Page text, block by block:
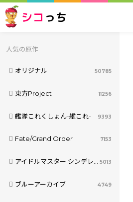
シコ っち
人気の原作
オリジナル 50785
東方Project 11256
艦隊これくしょん-艦これ- 9393
Fate/Grand Order 7153
アイドルマスター シンデレラガールズ 5013
ブルーアーカイブ 4749